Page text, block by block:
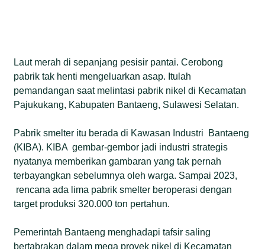
Laut merah di sepanjang pesisir pantai. Cerobong
pabrik tak henti mengeluarkan asap. Itulah
pemandangan saat melintasi pabrik nikel di Kecamatan
Pajukukang, Kabupaten Bantaeng, Sulawesi Selatan.
Pabrik smelter itu berada di Kawasan Industri Bantaeng
(KIBA). KIBA gembar-gembor jadi industri strategis
nyatanya memberikan gambaran yang tak pernah
terbayangkan sebelumnya oleh warga. Sampai 2023,
rencana ada lima pabrik smelter beroperasi dengan
target produksi 320.000 ton pertahun.
Pemerintah Bantaeng menghadapi tafsir saling
bertabrakan dalam mega proyek nikel di Kecamatan